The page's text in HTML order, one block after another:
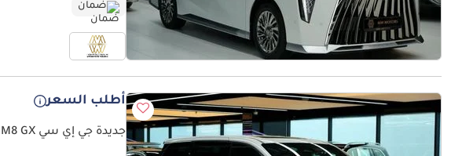
ضمان
أطلب السعر
جديدة جي إي سي M8 GX